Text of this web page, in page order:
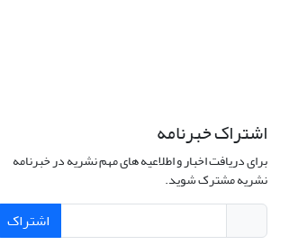
اشتراک خبرنامه
برای دریافت اخبار و اطلاعیه های مهم نشریه در خبرنامه
نشریه مشترک شوید.
اشتراک